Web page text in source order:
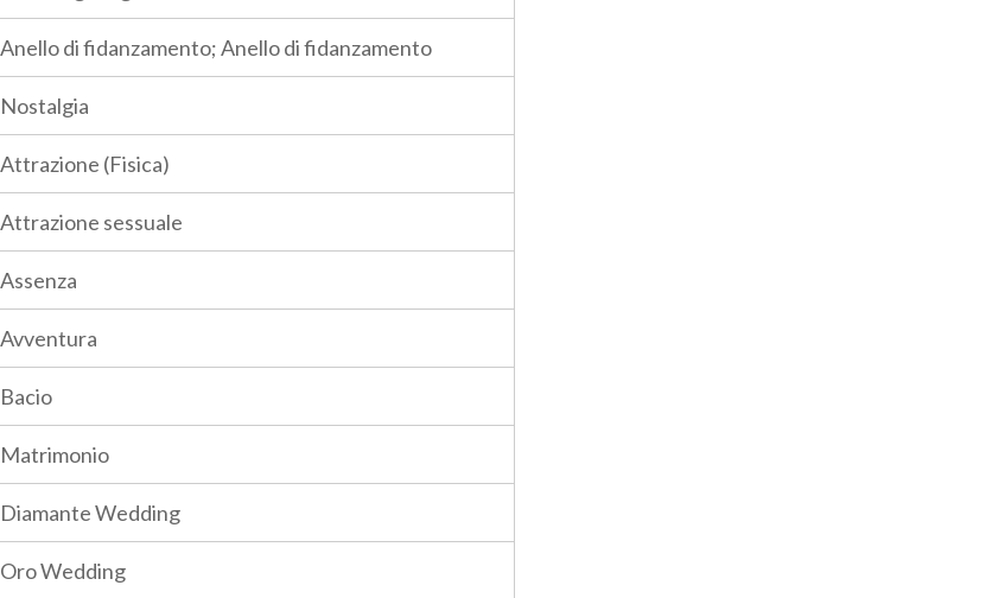
Anello di fidanzamento; Anello di fidanzamento
Nostalgia
Attrazione (Fisica)
Attrazione sessuale
Assenza
Avventura
Bacio
Matrimonio
Diamante Wedding
Oro Wedding